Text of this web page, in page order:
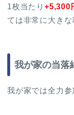
1枚当たり +5,300
ては非常に大きな
我が家の当落
我が家では全力参